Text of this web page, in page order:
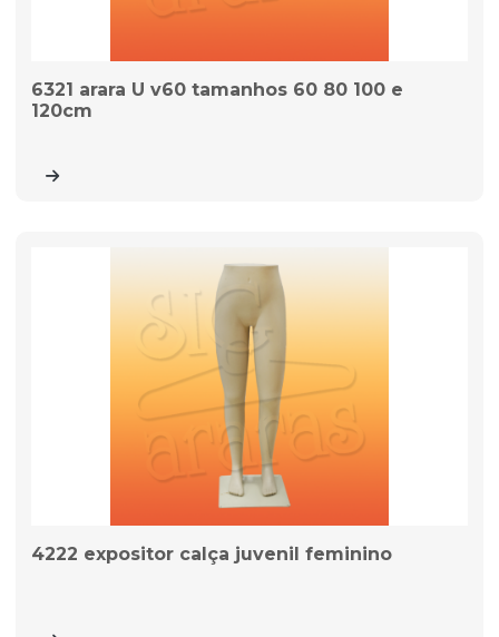
6321 arara U v60 tamanhos 60 80 100 e
120cm
4222 expositor calça juvenil feminino